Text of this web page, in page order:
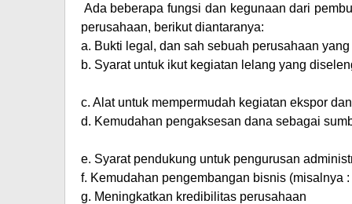
Ada beberapa fungsi dan kegunaan dari
perusahaan, berikut diantaranya:
a. Bukti legal, dan sah sebuah perusahaan
b. Syarat untuk ikut kegiatan lelang yang
c. Alat untuk mempermudah kegiatan ekspor
d. Kemudahan pengaksesan dana sebagai
e. Syarat pendukung untuk pengurusan
f. Kemudahan pengembangan bisnis (misalnya
g. Meningkatkan kredibilitas perusahaan